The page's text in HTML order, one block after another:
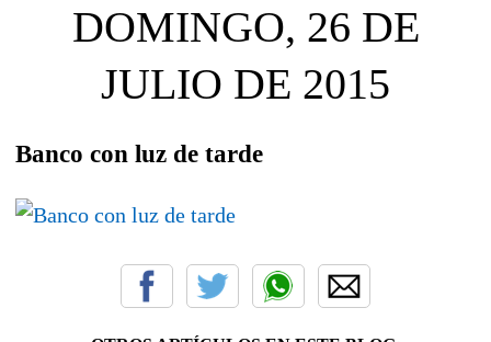
DOMINGO, 26 DE
JULIO DE 2015
Banco con luz de tarde